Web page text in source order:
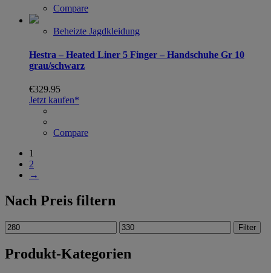
Compare
Beheizte Jagdkleidung
Hestra – Heated Liner 5 Finger – Handschuhe Gr 10
grau/schwarz
€329.95
Jetzt kaufen*
Compare
1
2
→
Nach Preis filtern
Filter
Produkt-Kategorien